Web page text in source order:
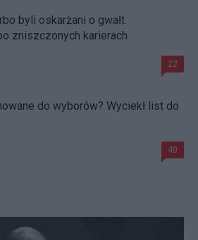
byli oskarżani o gwałt.
zniszczonych karierach
22
do wyborów? Wyciekł list do
40